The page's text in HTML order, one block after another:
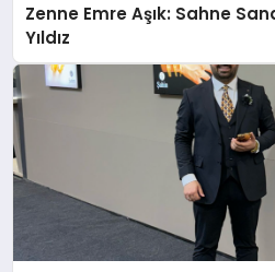
Zenne Emre Aşık: Sahne
Yıldız